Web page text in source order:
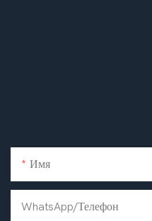
Имя
WhatsApp/телефон